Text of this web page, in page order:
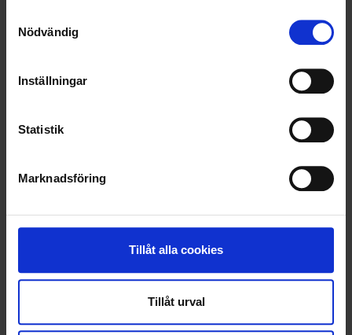
Nödvändig
Inställningar
Statistik
Marknadsföring
Tillåt alla cookies
Tillåt urval
RENT OCH FINT
KOMMUNALA UPPDRAG